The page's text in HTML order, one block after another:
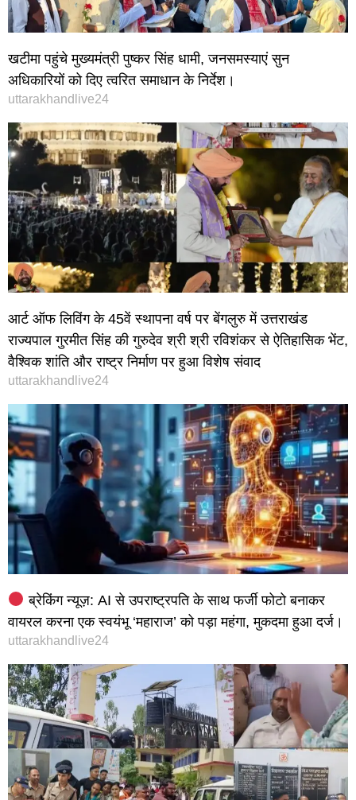
खटीमा पहुंचे मुख्यमंत्री पुष्कर सिंह धामी, जनसमस्याएं सुन
अधिकारियों को दिए त्वरित समाधान के निर्देश।
uttarakhandlive24
आर्ट ऑफ लिविंग के 45वें स्थापना वर्ष पर बेंगलुरु में उत्तराखंड
राज्यपाल गुरमीत सिंह की गुरुदेव श्री श्री रविशंकर से ऐतिहासिक भेंट,
वैश्विक शांति और राष्ट्र निर्माण पर हुआ विशेष संवाद
uttarakhandlive24
ब्रेकिंग न्यूज़: AI से उपराष्ट्रपति के साथ फर्जी फोटो बनाकर
वायरल करना एक स्वयंभू ‘महाराज’ को पड़ा महंगा, मुकदमा हुआ दर्ज।
uttarakhandlive24